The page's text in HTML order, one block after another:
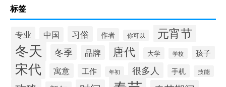
标签
专业 中国 习俗 作者 你可以 元宵节
冬天 冬季 品牌 唐代 大学 学校 孩子
宋代 寓意 工作 年初 很多人 手机 技能